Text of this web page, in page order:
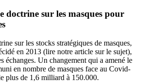
doctrine sur les masques pour
sur les stocks stratégiques de masques,
en 2013 (lire notre article sur le sujet),
échanges. Un changement qui a amené le
en nombre de masques face au Covid-
plus de 1,6 milliard à 150.000.